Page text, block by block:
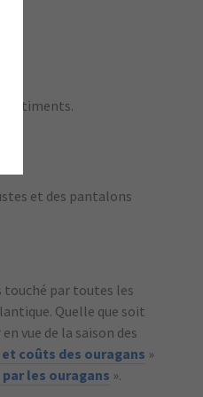
bâtiments.
et des pantalons
touché par toutes les
Quelle que soit
vue de la saison des
coûts des ouragans »
les ouragans ».